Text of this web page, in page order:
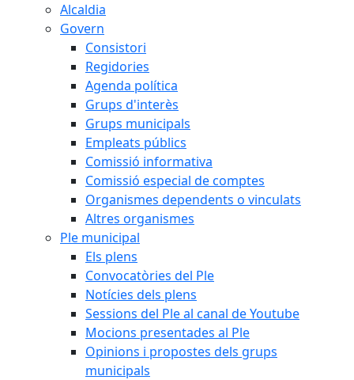
Alcaldia
Govern
Consistori
Regidories
Agenda política
Grups d'interès
Grups municipals
Empleats públics
Comissió informativa
Comissió especial de comptes
Organismes dependents o vinculats
Altres organismes
Ple municipal
Els plens
Convocatòries del Ple
Notícies dels plens
Sessions del Ple al canal de Youtube
Mocions presentades al Ple
Opinions i propostes dels grups
municipals